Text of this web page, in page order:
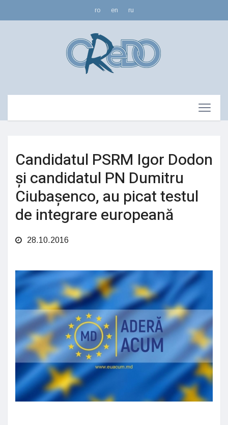
ro en ru
Candidatul PSRM Igor Dodon
și candidatul PN Dumitru
Ciubașenco, au picat testul
de integrare europeană
28.10.2016